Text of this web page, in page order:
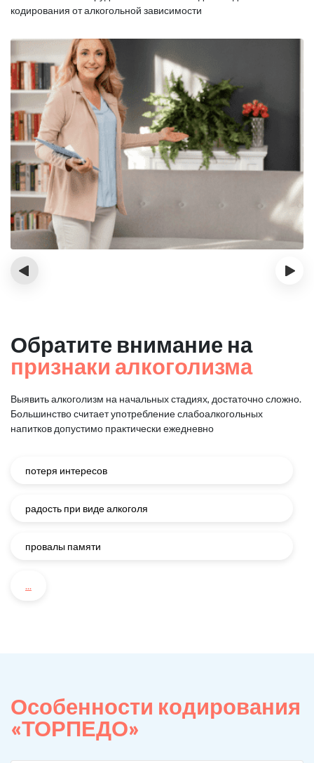
кодирования от алкогольной зависимости
‹ ›
Обратите внимание на
признаки алкоголизма
Выявить алкоголизм на начальных стадиях, достаточно сложно.
Большинство считает употребление слабоалкогольных
напитков допустимо практически ежедневно
потеря интересов
радость при виде алкоголя
провалы памяти
...
Особенности кодирования
«ТОРПЕДО»